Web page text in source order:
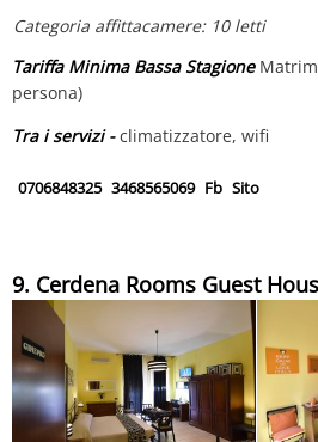
Categoria affittacamere: 10 letti
Tariffa Minima Bassa Stagione
persona)
Tra i servizi -climatizzatore, wifi
0706848325 3468565069 Fb Sito
9. Cerdena Rooms Guest